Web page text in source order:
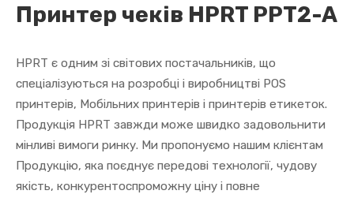
Принтер чеків HPRT PPT2-A
HPRT є одним зі світових постачальників, що
спеціалізуються на розробці і виробництві POS
принтерів, Мобільних принтерів і принтерів етикеток.
Продукція HPRT завжди може швидко задовольнити
мінливі вимоги ринку. Ми пропонуємо нашим клієнтам
Продукцію, яка поєднує передові технології, чудову
якість, конкурентоспроможну ціну і повне